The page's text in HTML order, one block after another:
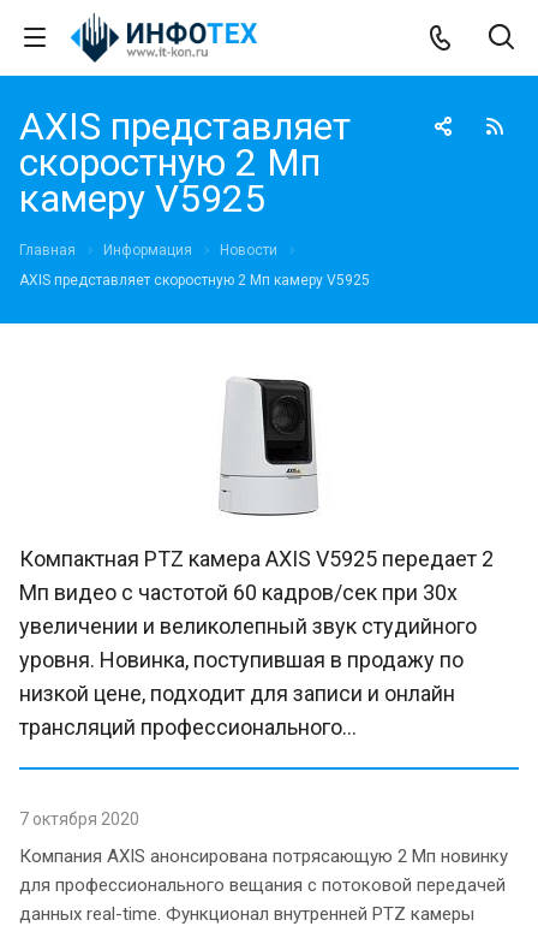
AXIS представляет
скоростную 2 Мп
камеру V5925
Главная Информация
Новости
AXIS представляет скоростную 2 Мп камеру V5925
Компактная PTZ камера AXIS V5925 передает 2
Мп видео с частотой 60 кадров/сек при 30х
увеличении и великолепный звук студийного
уровня. Новинка, поступившая в продажу по
низкой цене, подходит для записи и онлайн
трансляций профессионального...
7 октября 2020
Компания AXIS анонсирована потрясающую 2 Мп новинку
для профессионального вещания с потоковой передачей
данных real-time. Функционал внутренней PTZ камеры